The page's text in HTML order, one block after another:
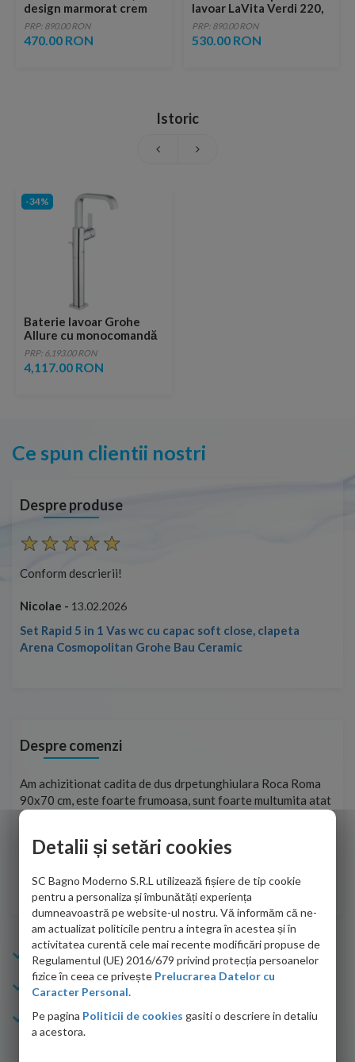
design marmorat crem
lucios cu vene aurii,
ventil inclus
PRP: 890.00 RON
470.00 RON
lavoar LaVita Verdi 220,
fara ventil, brushed
copper
PRP: 890.00 RON
530.00 RON
Istoric
-34%
Baterie lavoar Grohe
Allure cu monocomandă
1/2″ Mărimea XL
PRP: 6,193.00 RON
4,117.00 RON
Ce spun clientii nostri
Despre produse
Conform descrierii!
Nicolae - 13.02.2026
Set Rapid 5 in 1 Vas wc cu capac soft close, clapeta
Arena Cosmopolitan Grohe Bau Ceramic
Despre comenzi
Am achizitionat cadita de dus drpetunghiulara Roca Roma
90x70 cm, este foarte frumoasa, sunt foarte multumita atat
de personalul firmei dvs. cu care am colaborat in obtinerea
adus coletul in siguranta.Numai bine, va doresc!
Sofrone Viviana -28.07.2026
Info Bagno
Cumparaturi
Suport clienti
Detalii și setări cookies
SC Bagno Moderno S.R.L utilizează fișiere de tip cookie
pentru a personaliza și îmbunătăți experiența
dumneavoastră pe website-ul nostru. Vă informăm că ne-
am actualizat politicile pentru a integra în acestea și în
activitatea curentă cele mai recente modificări propuse de
Regulamentul (UE) 2016/679 privind protecția persoanelor
fizice în ceea ce privește Prelucrarea Datelor cu
Caracter Personal.
Pe pagina Politicii de cookies gasiti o descriere in detaliu
a acestora.